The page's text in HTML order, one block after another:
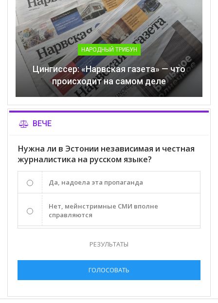
НАРОДНЫЙ ТРИБУН
Цингиссер: «Нарвская газета» — что
происходит на самом деле
ВЕЧЕ
Нужна ли в Эстонии независимая и честная
журналистика на русском языке?
Да, надоела эта пропаганда
Нет, мейнстримные СМИ вполне
справляются
РЕЗУЛЬТАТЫ
ГОЛОСОВАТЬ